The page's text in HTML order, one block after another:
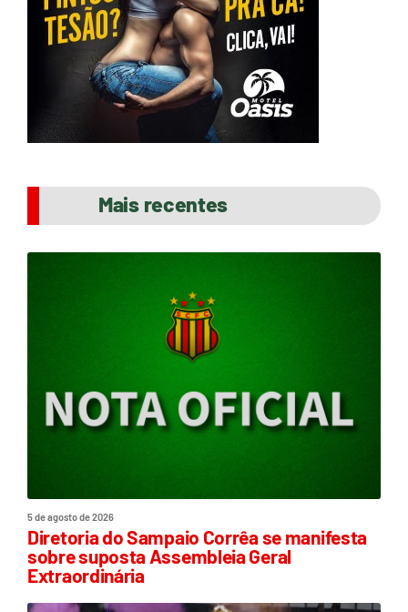
Mais recentes
5 de agosto de 2026
Diretoria do Sampaio Corrêa se manifesta
sobre suposta Assembleia Geral
Extraordinária